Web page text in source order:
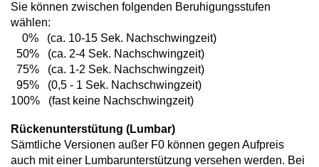
Sie können zwischen folgenden Beruhigungsstufen
wählen:
0% (ca. 10-15 Sek. Nachschwingzeit)
50% (ca. 2-4 Sek. Nachschwingzeit)
75% (ca. 1-2 Sek. Nachschwingzeit)
95% (0,5 - 1 Sek. Nachschwingzeit)
100% (fast keine Nachschwingzeit)
Rückenunterstütung (Lumbar)
Sämtliche Versionen außer F0 können gegen Aufpreis
auch mit einer Lumbarunterstützung versehen werden. Bei